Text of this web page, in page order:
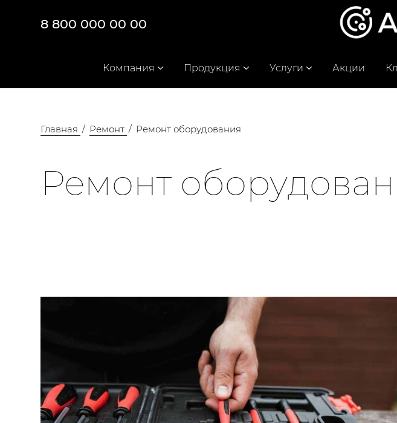
8 800 000 00 00
Компания Продукция Услуги Акции
Главная Ремонт Ремонт оборудования
Ремонт